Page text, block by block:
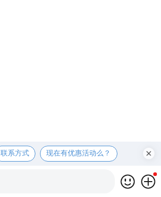
联系方式 现在有优惠活动么？